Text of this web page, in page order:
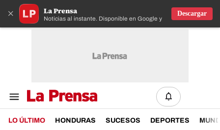
× La Prensa
Noticias al instante. Disponible en Google y IOS
Descargar
LO ÚLTIMO HONDURAS SUCESOS DEPORTES